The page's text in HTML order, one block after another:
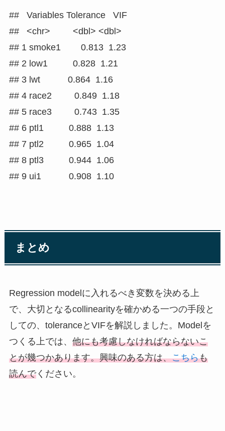
##   Variables Tolerance   VIF
##   <chr>         <dbl> <dbl>
## 1 smoke1        0.813  1.23
## 2 low1          0.828  1.21
## 3 lwt           0.864  1.16
## 4 race2         0.849  1.18
## 5 race3         0.743  1.35
## 6 ptl1          0.888  1.13
## 7 ptl2          0.965  1.04
## 8 ptl3          0.944  1.06
## 9 ui1           0.908  1.10
まとめ
Regression modelに入れるべき変数を決める上
で、大切となるcollinearityを確かめる一つの手段と
しての、toleranceとVIFを解説しました。Modelを
つくる上では、 他にも考慮しなければならないこ
とが幾つかあります。興味のある方は、こちらも
読んでください。